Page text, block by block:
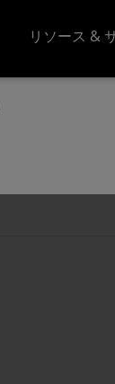
リソース &